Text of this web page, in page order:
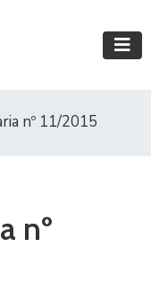
nº 11/2015
nº